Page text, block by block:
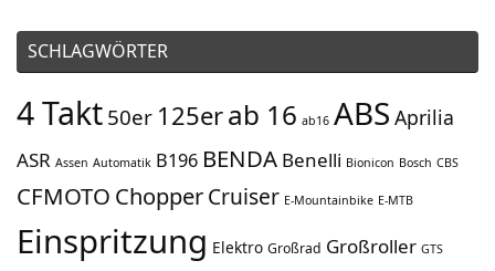
SCHLAGWÖRTER
4 Takt50er 125erab 16 ab16 ABS Aprilia
ASR Assen Automatik B196 BENDA Benelli Bionicon Bosch CBS
CFMOTO ChopperCruiser E-Mountainbike E-MTB
Einspritzung Elektro Großrad Großroller GTS